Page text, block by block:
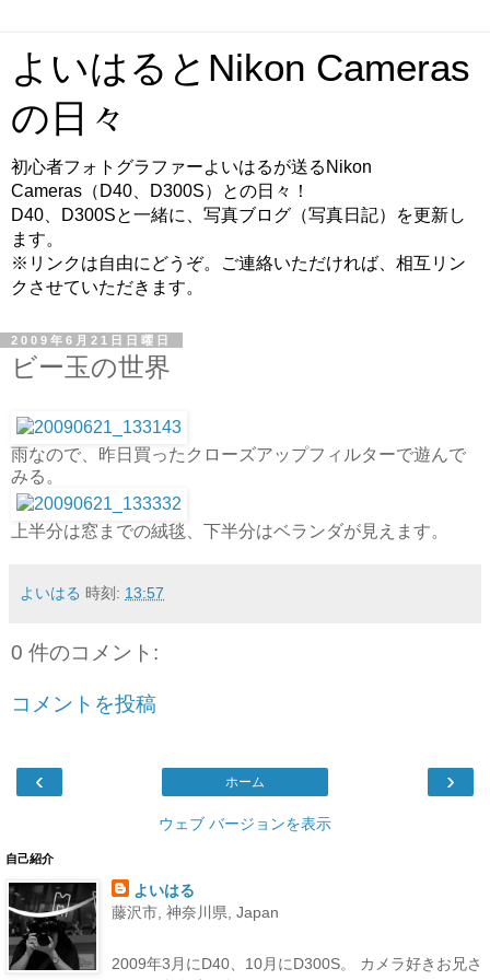
よいはるとNikon Cameras
の日々
初心者フォトグラファーよいはるが送るNikon
Cameras（D40、D300S）との日々！
D40、D300Sと一緒に、写真ブログ（写真日記）を更新し
ます。
※リンクは自由にどうぞ。ご連絡いただければ、相互リン
クさせていただきます。
2009年6月21日日曜日
ビー玉の世界
雨なので、昨日買ったクローズアップフィルターで遊んで
みる。
上半分は窓までの絨毯、下半分はベランダが見えます。
よいはる 時刻: 13:57
0 件のコメント:
コメントを投稿
‹ ›
ホーム
ウェブ バージョンを表示
自己紹介
よいはる
藤沢市, 神奈川県, Japan
2009年3月にD40、10月にD300S。 カメラ好きお兄さ